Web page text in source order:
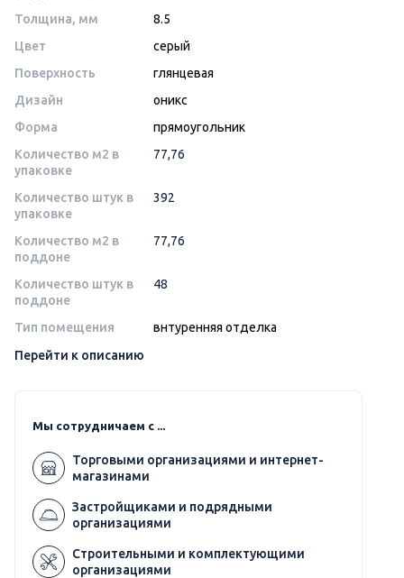
Толщина, мм
8.5
Цвет
серый
Поверхность
глянцевая
Дизайн
оникс
Форма
прямоугольник
Количество м2 в
упаковке
77,76
Количество штук в
упаковке
392
Количество м2 в
поддоне
77,76
Количество штук в
поддоне
48
Тип помещения
внтуренняя отделка
Перейти к описанию
Мы сотрудничаем с ...
Торговыми организациями и интернет-
магазинами
Застройщиками и подрядными
организациями
Строительными и комплектующими
организациями